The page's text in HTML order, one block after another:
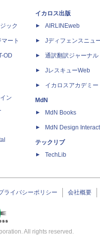
ック
ート
OD
ン
イカロス出版
AIRLINEweb
Jディフェンスニュ
通訳翻訳ジャーナル
JレスキューWeb
イカロスアカデミー
MdN
MdN Books
MdN Design
テックリブ
TechLib
ライバシーポリシー 会社概要
All rights reserved.